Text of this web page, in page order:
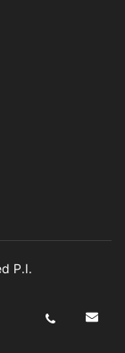
P.I.